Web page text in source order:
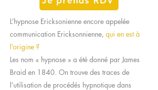
L’hypnose Ericksonienne encore appelée
communication Ericksonnienne, qui en est à
l’origine ?
Les nom « hypnose » a été donné par James
Braid en 1840. On trouve des traces de
l’utilisation de procédés hypnotique dans